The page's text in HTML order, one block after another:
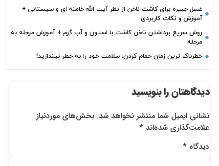
غسل جبیره برای کاشت ناخن از نظر آیت الله خامنه ای و سیستانی +
آموزش و نکات کاربردی
روش سریع برداشتن ناخن کاشت با استون و آب گرم + آموزش مرحله به
مرحله
خطرناک‌ ترین زمان‌ حمام کردن؛ سلامت خود را به خطر نیندازید!
دیدگاهتان را بنویسید
نشانی ایمیل شما منتشر نخواهد شد. بخش‌های موردنیاز
علامت‌گذاری شده‌اند*
دیدگاه*